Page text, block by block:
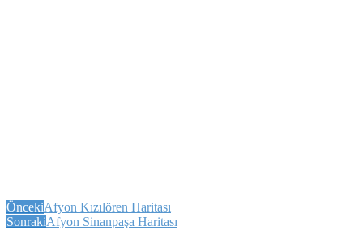
ÖncekiAfyon Kızılören Haritası
SonrakiAfyon Sinanpaşa Haritası